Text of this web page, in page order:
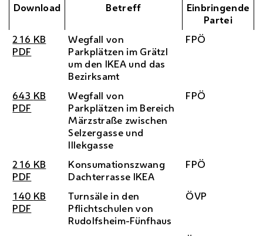
Download Betreff
Einbringende
Partei
216 KB
PDF
Wegfall von
Parkplätzen im Grätzl
um den IKEA und das
Bezirksamt
FPÖ
643 KB
PDF
Wegfall von
Parkplätzen im Bereich
Märzstraße zwischen
Selzergasse und
Illekgasse
FPÖ
216 KB
PDF
Konsumationszwang
Dachterrasse IKEA
FPÖ
140 KB
PDF
Turnsäle in den
Pflichtschulen von
Rudolfsheim-Fünfhaus
ÖVP